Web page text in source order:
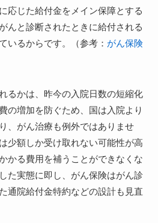
応じた給付金をメイン保障とする
んと診断されたときに給付される
いるからです。（参考： がん保険
るかは、昨今の入院日数の短縮化
の増加を防ぐため、国は入院より
、がん治療も例外ではありませ
少額しか受け取れない可能性が高
かる費用を補うことができなくな
た実態に即し、がん保険はがん診
通院給付金特約などの設計も見直